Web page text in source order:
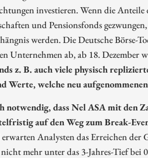
investieren. Wenn die
und Pensionsfonds
werden. Die Deutsche
Unternehmen ab, ab 18.
z. B. auch viele physisch
Werte, welche neu
notwendig, dass Nel ASA mit den
auf den Weg zum Break-
Analysten das Erreichen der
mehr unter das 3-Jahres-Tief